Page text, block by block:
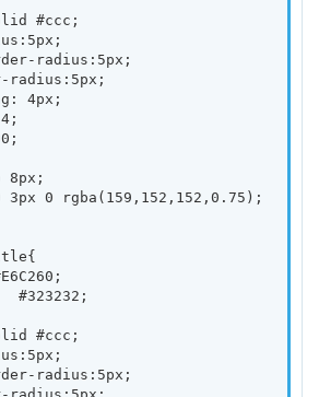
8px;
3px 0 rgba(159,152,152,0.75);